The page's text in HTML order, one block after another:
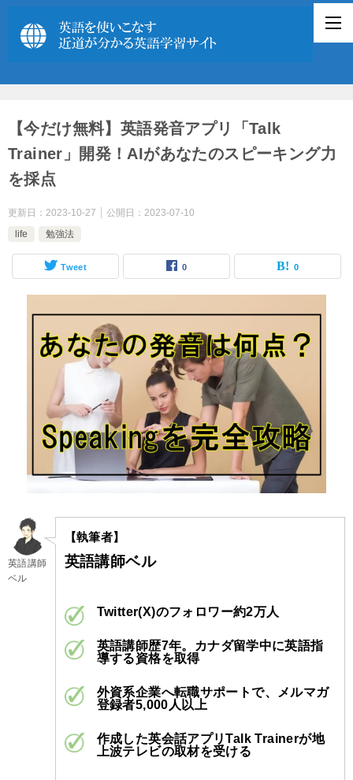
【今だけ無料】英語発音アプリ「Talk
Trainer」開発！AIがあなたのスピーキング力
を採点
更新日： 2023-10-27 公開日： 2023-07-10
life
勉強法
Tweet 0 0
英語講師
ベル
【執筆者】
英語講師ベル
Twitter(X)のフォロワー約2万人
英語講師歴7年。カナダ留学中に英語指
導する資格を取得
外資系企業へ転職サポートで、メルマガ
登録者5,000人以上
作成した英会話アプリTalk Trainerが地
上波テレビの取材を受ける